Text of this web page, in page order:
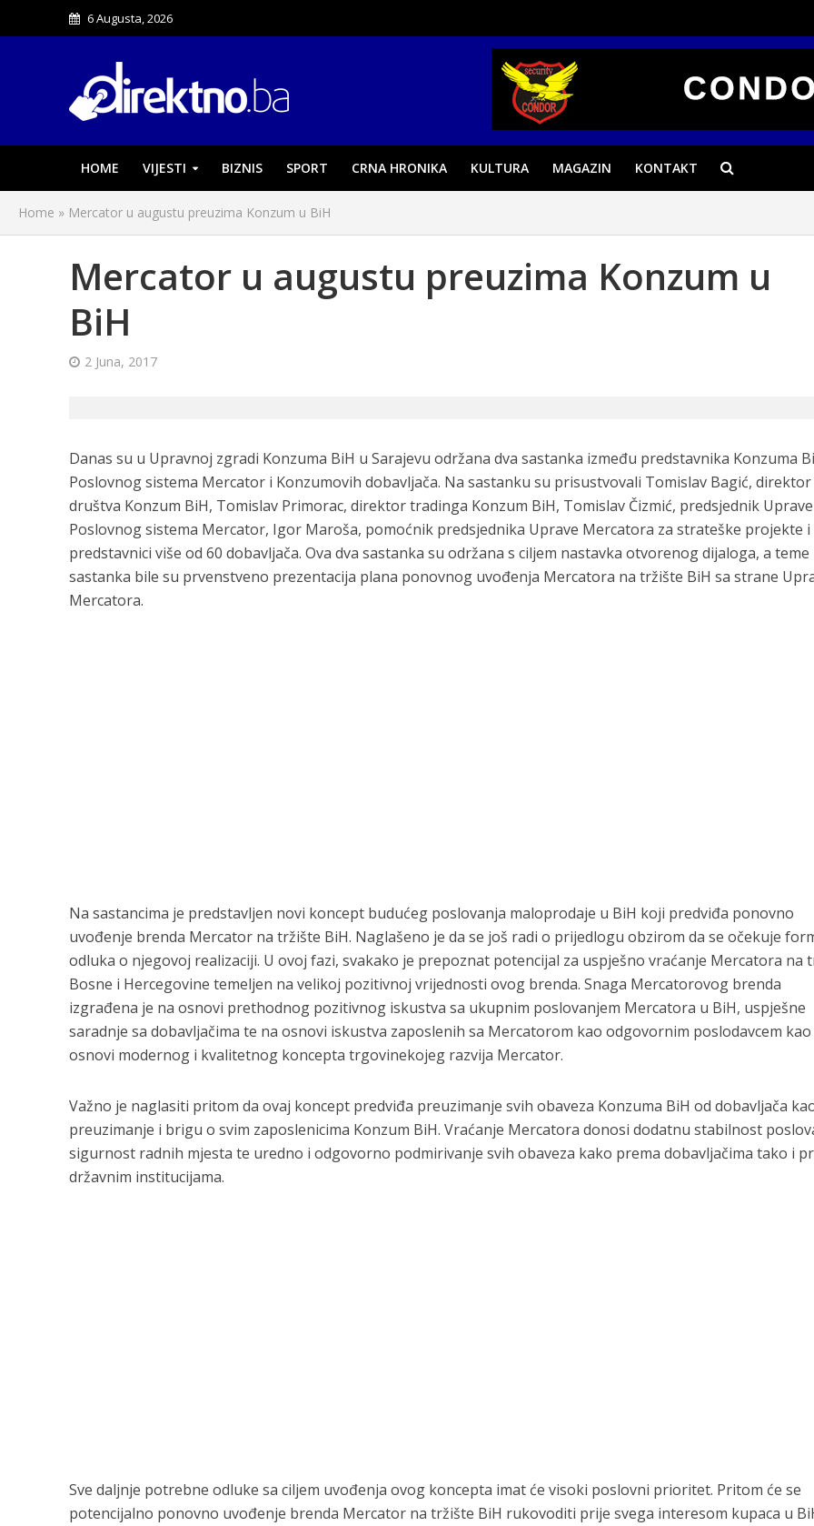
6 Augusta, 2026
HOME VIJESTI BIZNIS SPORT CRNA HRONIKA KULTURA MAGAZIN KONTAKT
Home » Mercator u augustu preuzima Konzum u BiH
Mercator u augustu preuzima Konzum u
BiH
2 Juna, 2017
Danas su u Upravnoj zgradi Konzuma BiH u Sarajevu održana dva sastanka između predstavnika Konzuma
Poslovnog sistema Mercator i Konzumovih dobavljača. Na sastanku su prisustvovali Tomislav Bagić, direktor
društva Konzum BiH, Tomislav Primorac, direktor tradinga Konzum BiH, Tomislav Čizmić, predsjednik Uprave
Poslovnog sistema Mercator, Igor Maroša, pomoćnik predsjednika Uprave Mercatora za strateške projekte i
predstavnici više od 60 dobavljača. Ova dva sastanka su održana s ciljem nastavka otvorenog dijaloga, a teme
sastanka bile su prvenstveno prezentacija plana ponovnog uvođenja Mercatora na tržište BiH sa strane
Mercatora.
Na sastancima je predstavljen novi koncept budućeg poslovanja maloprodaje u BiH koji predviđa ponovno
uvođenje brenda Mercator na tržište BiH. Naglašeno je da se još radi o prijedlogu obzirom da se očekuje
odluka o njegovoj realizaciji. U ovoj fazi, svakako je prepoznat potencijal za uspješno vraćanje Mercatora na
Bosne i Hercegovine temeljen na velikoj pozitivnoj vrijednosti ovog brenda. Snaga Mercatorovog brenda
izgrađena je na osnovi prethodnog pozitivnog iskustva sa ukupnim poslovanjem Mercatora u BiH, uspješne
saradnje sa dobavljačima te na osnovi iskustva zaposlenih sa Mercatorom kao odgovornim poslodavcem kao
osnovi modernog i kvalitetnog koncepta trgovinekojeg razvija Mercator.
Važno je naglasiti pritom da ovaj koncept predviđa preuzimanje svih obaveza Konzuma BiH od dobavljača
preuzimanje i brigu o svim zaposlenicima Konzum BiH. Vraćanje Mercatora donosi dodatnu stabilnost
sigurnost radnih mjesta te uredno i odgovorno podmirivanje svih obaveza kako prema dobavljačima tako i
državnim institucijama.
Sve daljnje potrebne odluke sa ciljem uvođenja ovog koncepta imat će visoki poslovni prioritet. Pritom će se
potencijalno ponovno uvođenje brenda Mercator na tržište BiH rukovoditi prije svega interesom kupaca u